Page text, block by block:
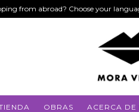
from abroad? Choose your
OBRAS ACERCA DE